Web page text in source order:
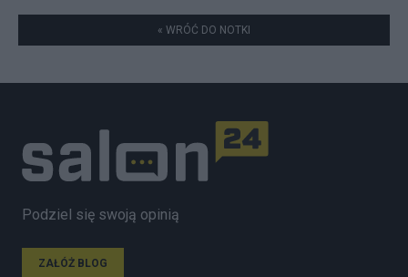
« WRÓĆ DO NOTKI
Podziel się swoją opinią
ZAŁÓŻ BLOG